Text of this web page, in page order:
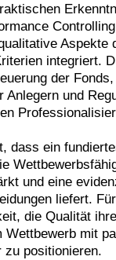
Aspekte
integriert.
der
Anlegern und
dass ein
und eine
liefert.
die Qualität
Wettbewerb mit
zu positionieren.